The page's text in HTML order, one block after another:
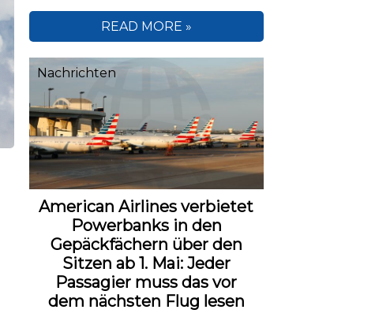
READ MORE »
American Airlines verbietet
Powerbanks in den
Gepäckfächern über den
Sitzen ab 1. Mai: Jeder
Passagier muss das vor
dem nächsten Flug lesen
Nachrichten